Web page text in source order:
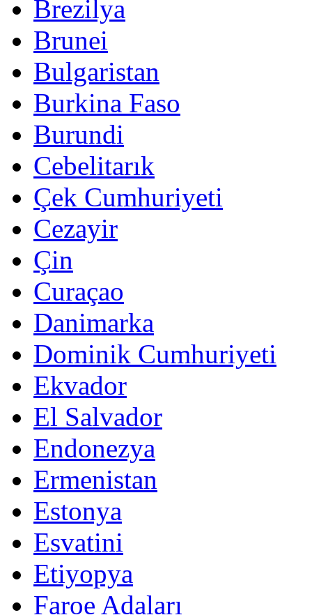
Brezilya
Brunei
Bulgaristan
Burkina Faso
Burundi
Cebelitarık
Çek Cumhuriyeti
Cezayir
Çin
Curaçao
Danimarka
Dominik Cumhuriyeti
Ekvador
El Salvador
Endonezya
Ermenistan
Estonya
Esvatini
Etiyopya
Faroe Adaları